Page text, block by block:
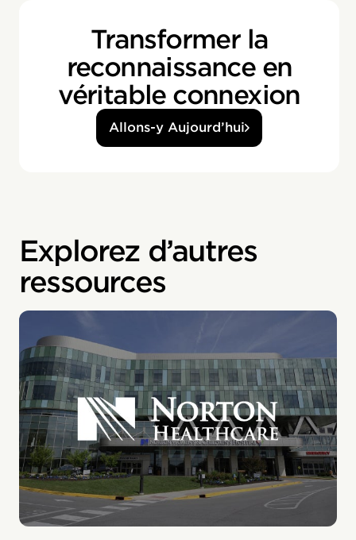
Transformer la
reconnaissance en
véritable connexion
Allons-y Aujourd’hui
Explorez d’autres
ressources